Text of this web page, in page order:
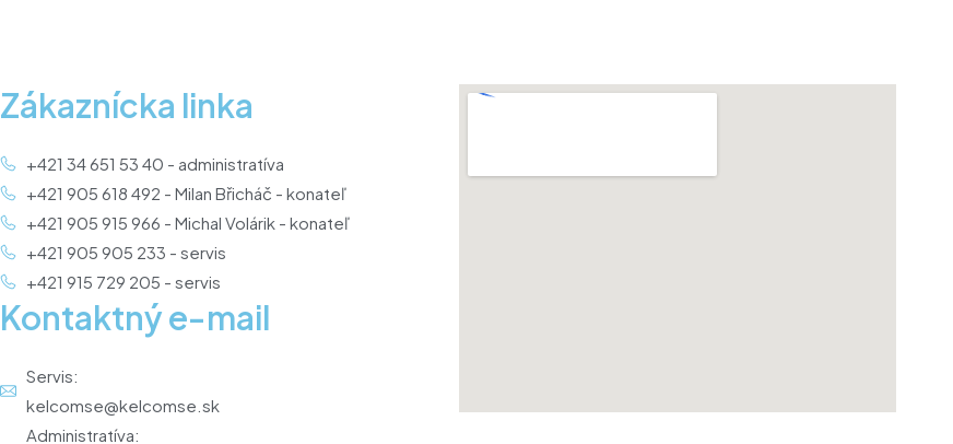
Zákaznícka linka
+421 34 651 53 40 - administratíva
+421 905 618 492 - Milan Břicháč - konateľ
+421 905 915 966 - Michal Volárik - konateľ
+421 905 905 233 - servis
+421 915 729 205 - servis
Kontaktný e-mail
Servis:
kelcomse@kelcomse.sk
Administratíva: